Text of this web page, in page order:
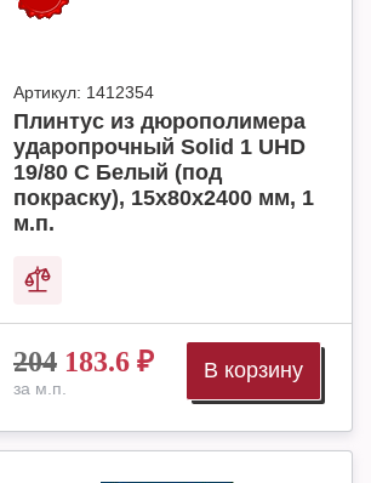
Артикул: 1412354
Плинтус из дюрополимера
ударопрочный Solid 1 UHD
19/80 C Белый (под
покраску), 15х80х2400 мм, 1
м.п.
204 183.6 ₽
за м.п.
В корзину